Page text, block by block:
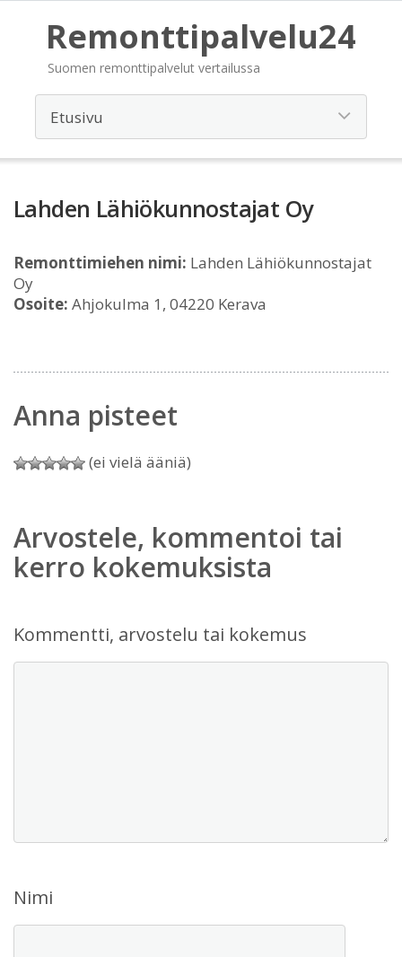
Remonttipalvelu24
Suomen remonttipalvelut vertailussa
Lahden Lähiökunnostajat Oy
Remonttimiehen nimi: Lahden Lähiökunnostajat
Oy
Osoite: Ahjokulma 1, 04220 Kerava
Anna pisteet
(ei vielä ääniä)
Arvostele, kommentoi tai
kerro kokemuksista
Kommentti, arvostelu tai kokemus
Nimi